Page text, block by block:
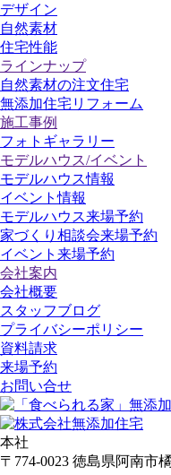
デザイン
自然素材
住宅性能
ラインナップ
自然素材の注文住宅
無添加住宅リフォーム
施工事例
フォトギャラリー
モデルハウス/イベント
モデルハウス情報
イベント情報
モデルハウス来場予約
家づくり相談会来場予約
イベント来場予約
会社案内
会社概要
スタッフブログ
プライバシーポリシー
資料請求
来場予約
お問い合せ
本社
〒774-0023 徳島県阿南市